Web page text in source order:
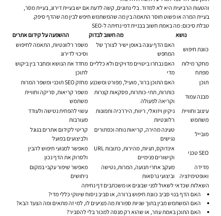
והטעות הרביעית היא לא למדוד. בלי נתונים, קשה לדעת אם יש בעיית דירוג, בעיית מסר,
בעיית המרה או פשוט חוסר התאמה בין מה שהמשתמש חיפש לבין מה שהדף סיפק.
טבלת סיכום: מה באמת חשוב בבניית דפי נחיתה ל-SEO
נושא
מה חשוב לבדוק
ההשפעה על קידום אתרים
כוונת חיפוש
האם הדף עונה באופן ישיר לצורך של
המחפש
משפר רלוונטיות, התאמה לחיפוש
וסיכוי לדירוג
מחקר מילות
מפתח
האם נבחרו ביטויים מדויקים ולא כלליים
מדי
מחדד את הנושא ומחבר בין ביקוש
לתוכן
תוכן
האם התוכן ברור, מועיל, מפורט ומשכנע מחזק SEO תוכני ומשפר המרות
מבנה עמוד
כותרות, תתי-כותרות, פסקאות קצרות
וקריאה לפעולה
משפר קריאות, סריקה וחוויית
משתמש
עיצוב וחוויית
משתמש
ניקיון ויזואלי, ריווח, היררכיה ותמונות
רלוונטיות
עשוי להפחית נטישה ולעודד
מעורבות
מובייל
טעינה מהירה, קריאות נוחה וכפתורים
נגישים
קריטי לקידום אתרים בגוגל
ולביצועים בפועל
SEO טכני
אינדוקס, תגיות, מהירות, כתובות URL
וקישורים פנימיים
מאפשר למנועי חיפוש להבין
ולסרוק את הדף נכון
מדידה
ואופטימיזציה
מעקב אחרי תנועה, המרות, נטישה
וביצועי גרסאות
מאפשר שיפור עקבי במקום
ניחושים
השאלות שכדאי לשאול לפני שבונים או משכתבים דף נחיתה
האם הדף בנוי סביב כוונת חיפוש ברורה, או סביב ניסוח שיווקי כללי מדי?
האם המשתמש מבין בתוך שניות ספורות מה מציעים לו, למי זה מתאים ומה הצעד הבא?
האם התוכן באמת עוזר, או שהוא רק מנסה למכור בלי להסביר?